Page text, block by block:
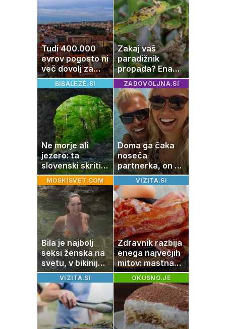
Tudi 400.000
evrov pogosto ni
več dovolj za
nakup
stanovanja
Zakaj vaš
paradižnik
propada? Ena
napaka lahko
uniči rastline –
tako jih rešite
BIBALEZE.SI
Ne morje ali
jezero: ta
slovenski skriti
raj je kot
ustvarjen za
družinski izlet
ZADOVOLJNA.SI
Doma ga čaka
noseča
partnerka, on pa
dopustuje z
drugo
MOSKISVET.COM
Bila je najbolj
seksi ženska na
svetu, v bikiniju
znova navdušila
VIZITA.SI
Zdravnik razbija
enega največjih
mitov: mastna
jetra ne
nastanejo zaradi
slanine, temveč
zaradi živila, ki
ga imamo vsi
radi
VIZITA.SI OKUSNO.JE